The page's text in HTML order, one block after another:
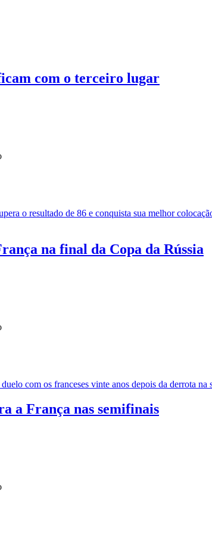
com o terceiro lugar
o resultado de 86 e conquista sua melhor
na final da Copa da Rússia
com os franceses vinte anos depois da derrota na
a França nas semifinais